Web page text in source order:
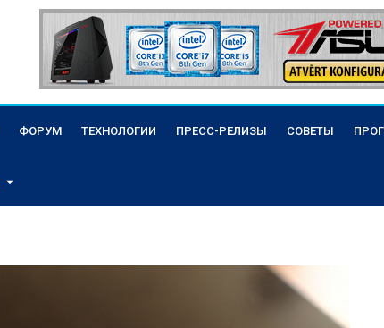
ФОРУМ ТЕХНОЛОГИИ ПРЕСС-РЕЛИЗЫ СОВЕТЫ